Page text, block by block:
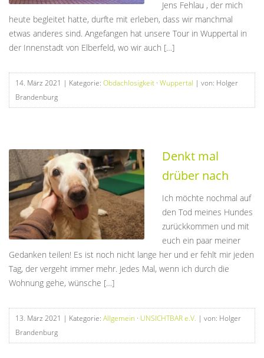
Jens Fehlau , der mich
heute begleitet hatte, durfte mit erleben, dass wir manchmal
etwas anderes sind. Angefangen hat unsere Tour in Wuppertal in
der Innenstadt von Elberfeld, wo wir auch […]
14. März 2021 | Kategorie: Obdachlosigkeit · Wuppertal | von: Holger
Brandenburg
Denkt mal
drüber nach
Ich möchte nochmal auf
den Tod meines Hundes
zurückkommen und mit
euch ein paar meiner
Gedanken teilen! Es ist noch nicht lange her und er fehlt mir jeden
Tag, der vergeht immer mehr. Jedes Mal, wenn ich durch die
Wohnung gehe, wünsche […]
13. März 2021 | Kategorie: Allgemein · UNSICHTBAR e.V. | von: Holger
Brandenburg